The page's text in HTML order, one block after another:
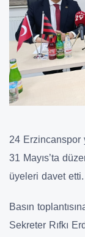
24 Erzincanspor
31 Mayıs’ta
üyeleri davet etti.
Basın
Sekreter Rıfkı